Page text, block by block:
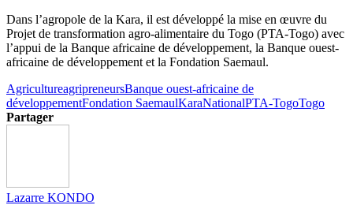
Dans l’agropole de la Kara, il est développé la mise en œuvre du
Projet de transformation agro-alimentaire du Togo (PTA-Togo) avec
l’appui de la Banque africaine de développement, la Banque ouest-
africaine de développement et la Fondation Saemaul.
AgricultureagripreneursBanque ouest-africaine de
développementFondation SaemaulKaraNationalPTA-TogoTogo
Partager
Lazarre KONDO